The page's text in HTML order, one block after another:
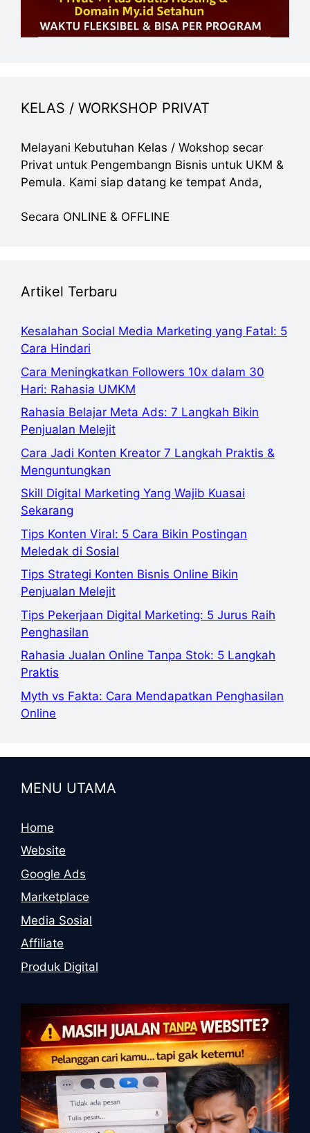
KELAS / WORKSHOP PRIVAT
Melayani Kebutuhan Kelas / Wokshop secar
Privat untuk Pengembangn Bisnis untuk UKM &
Pemula. Kami siap datang ke tempat Anda,
Secara ONLINE & OFFLINE
Artikel Terbaru
Kesalahan Social Media Marketing yang Fatal: 5
Cara Hindari
Cara Meningkatkan Followers 10x dalam 30
Hari: Rahasia UMKM
Rahasia Belajar Meta Ads: 7 Langkah Bikin
Penjualan Melejit
Cara Jadi Konten Kreator 7 Langkah Praktis &
Menguntungkan
Skill Digital Marketing Yang Wajib Kuasai
Sekarang
Tips Konten Viral: 5 Cara Bikin Postingan
Meledak di Sosial
Tips Strategi Konten Bisnis Online Bikin
Penjualan Melejit
Tips Pekerjaan Digital Marketing: 5 Jurus Raih
Penghasilan
Rahasia Jualan Online Tanpa Stok: 5 Langkah
Praktis
Myth vs Fakta: Cara Mendapatkan Penghasilan
Online
MENU UTAMA
Home
Website
Google Ads
Marketplace
Media Sosial
Affiliate
Produk Digital